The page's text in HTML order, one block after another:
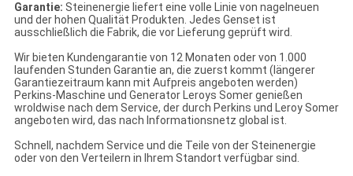
Garantie: Steinenergie liefert eine volle Linie von nagelneuen
und der hohen Qualität Produkten. Jedes Genset ist
ausschließlich die Fabrik, die vor Lieferung geprüft wird.
Wir bieten Kundengarantie von 12 Monaten oder von 1.000
laufenden Stunden Garantie an, die zuerst kommt (längerer
Garantiezeitraum kann mit Aufpreis angeboten werden)
Perkins-Maschine und Generator Leroys Somer genießen
wroldwise nach dem Service, der durch Perkins und Leroy Somer
angeboten wird, das nach Informationsnetz global ist.
Schnell, nachdem Service und die Teile von der Steinenergie
oder von den Verteilern in Ihrem Standort verfügbar sind.